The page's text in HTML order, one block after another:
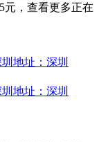
元，查看更多正在
地址：深圳
地址：深圳